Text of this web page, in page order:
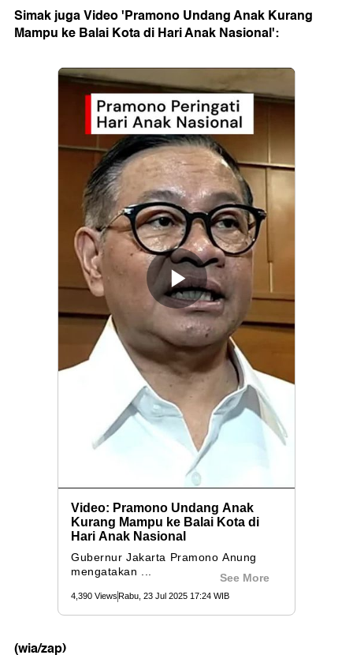
Simak juga Video 'Pramono Undang Anak Kurang
Mampu ke Balai Kota di Hari Anak Nasional':
(wia/zap)